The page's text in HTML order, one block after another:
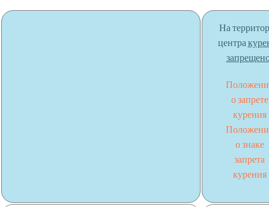
На
центра
о запрете
курения
о знаке
запрета
курения